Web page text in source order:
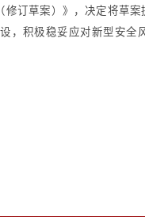
草案）》，决定将草案
，积极稳妥应对新型安全